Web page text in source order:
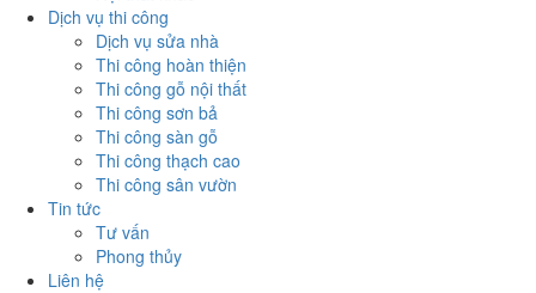
Dịch vụ thi công
Dịch vụ sửa nhà
Thi công hoàn thiện
Thi công gỗ nội thất
Thi công sơn bả
Thi công sàn gỗ
Thi công thạch cao
Thi công sân vườn
Tin tức
Tư vấn
Phong thủy
Liên hệ